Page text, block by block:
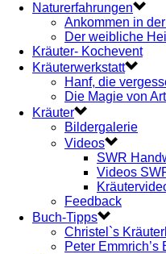
Naturerfahrungen
Ankommen in
Der weibliche
Kräuter- Kochevent
Kräuterwerkstatt
Hanf, die
Die Magie von
Kräuter
Bildergalerie
Videos
SWR
Videos
Feedback
Buch-Tipps
Christel`s
Peter Emmrich’s